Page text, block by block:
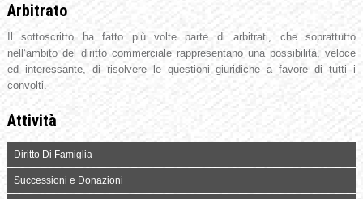
Arbitrato
Il sottoscritto ha fatto più volte parte di arbitrati, che soprattutto
nell’ambito del diritto commerciale rappresentano una possibilità, veloce
ed interessante, di risolvere le questioni giuridiche a favore di tutti i
convolti.
Attività
Diritto Di Famiglia
Successioni e Donazioni